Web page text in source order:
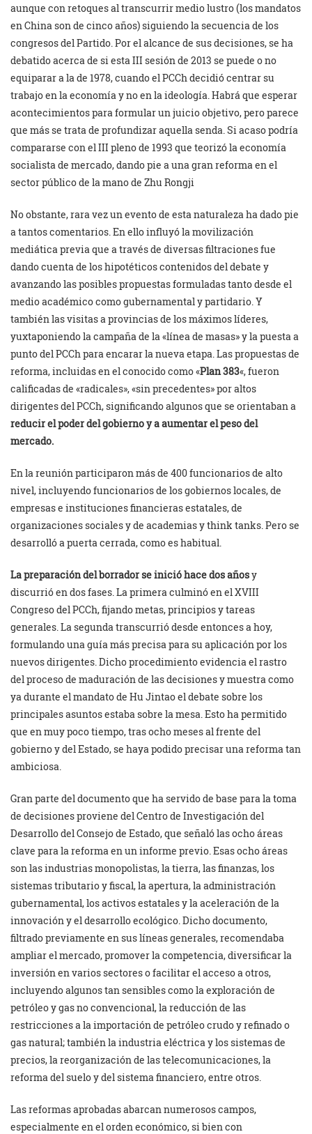
aunque con retoques al transcurrir medio lustro (los mandatos
en China son de cinco años) siguiendo la secuencia de los
congresos del Partido. Por el alcance de sus decisiones, se ha
debatido acerca de si esta III sesión de 2013 se puede o no
equiparar a la de 1978, cuando el PCCh decidió centrar su
trabajo en la economía y no en la ideología. Habrá que esperar
acontecimientos para formular un juicio objetivo, pero parece
que más se trata de profundizar aquella senda. Si acaso podría
compararse con el III pleno de 1993 que teorizó la economía
socialista de mercado, dando pie a una gran reforma en el
sector público de la mano de Zhu Rongji
No obstante, rara vez un evento de esta naturaleza ha dado pie
a tantos comentarios. En ello influyó la movilización
mediática previa que a través de diversas filtraciones fue
dando cuenta de los hipotéticos contenidos del debate y
avanzando las posibles propuestas formuladas tanto desde el
medio académico como gubernamental y partidario. Y
también las visitas a provincias de los máximos líderes,
yuxtaponiendo la campaña de la «línea de masas» y la puesta a
punto del PCCh para encarar la nueva etapa. Las propuestas de
reforma, incluidas en el conocido como «Plan 383«, fueron
calificadas de «radicales», «sin precedentes» por altos
dirigentes del PCCh, significando algunos que se orientaban a
reducir el poder del gobierno y a aumentar el peso del
mercado.
En la reunión participaron más de 400 funcionarios de alto
nivel, incluyendo funcionarios de los gobiernos locales, de
empresas e instituciones financieras estatales, de
organizaciones sociales y de academias y think tanks. Pero se
desarrolló a puerta cerrada, como es habitual.
La preparación del borrador se inició hace dos añosy
discurrió en dos fases. La primera culminó en el XVIII
Congreso del PCCh, fijando metas, principios y tareas
generales. La segunda transcurrió desde entonces a hoy,
formulando una guía más precisa para su aplicación por los
nuevos dirigentes. Dicho procedimiento evidencia el rastro
del proceso de maduración de las decisiones y muestra como
ya durante el mandato de Hu Jintao el debate sobre los
principales asuntos estaba sobre la mesa. Esto ha permitido
que en muy poco tiempo, tras ocho meses al frente del
gobierno y del Estado, se haya podido precisar una reforma tan
ambiciosa.
Gran parte del documento que ha servido de base para la toma
de decisiones proviene del Centro de Investigación del
Desarrollo del Consejo de Estado, que señaló las ocho áreas
clave para la reforma en un informe previo. Esas ocho áreas
son las industrias monopolistas, la tierra, las finanzas, los
sistemas tributario y fiscal, la apertura, la administración
gubernamental, los activos estatales y la aceleración de la
innovación y el desarrollo ecológico. Dicho documento,
filtrado previamente en sus líneas generales, recomendaba
ampliar el mercado, promover la competencia, diversificar la
inversión en varios sectores o facilitar el acceso a otros,
incluyendo algunos tan sensibles como la exploración de
petróleo y gas no convencional, la reducción de las
restricciones a la importación de petróleo crudo y refinado o
gas natural; también la industria eléctrica y los sistemas de
precios, la reorganización de las telecomunicaciones, la
reforma del suelo y del sistema financiero, entre otros.
Las reformas aprobadas abarcan numerosos campos,
especialmente en el orden económico, si bien con